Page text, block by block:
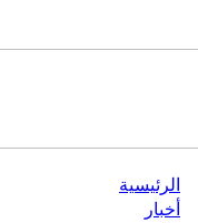
الرئيسية
أخبار